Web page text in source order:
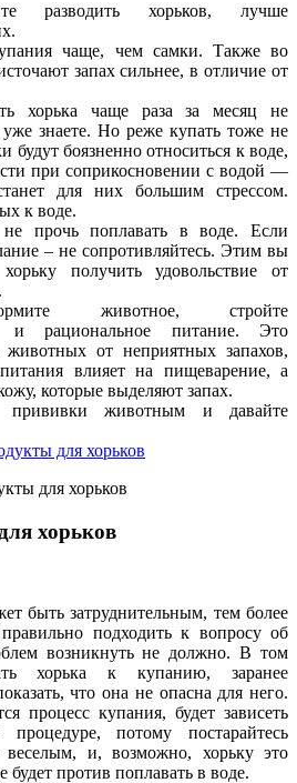
разводить хорьков, лучше
чаще, чем самки. Также во
запах сильнее, в отличие от
хорька чаще раза за месяц не
знаете. Но реже купать тоже не
боязненно относиться к воде,
при соприкосновении с водой —
для них большим стрессом.
к воде.
прочь поплавать в воде. Если
– не сопротивляйтесь. Этим вы
получить удовольствие от
животное, стройте
и рациональное питание. Это
животных от неприятных запахов,
влияет на пищеварение, а
которые выделяют запах.
прививки животным и давайте
для хорьков
хорьков
быть затруднительным, тем более
подходить к вопросу об
возникнуть не должно. В том
хорька к купанию, заранее
что она не опасна для него.
процесс купания, будет зависеть
потому постарайтесь
веселым, и, возможно, хорьку это
против поплавать в воде.